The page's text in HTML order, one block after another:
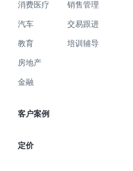
消费医疗
汽车
教育
房地产
金融
销售管理
交易跟进
培训辅导
客户案例
定价